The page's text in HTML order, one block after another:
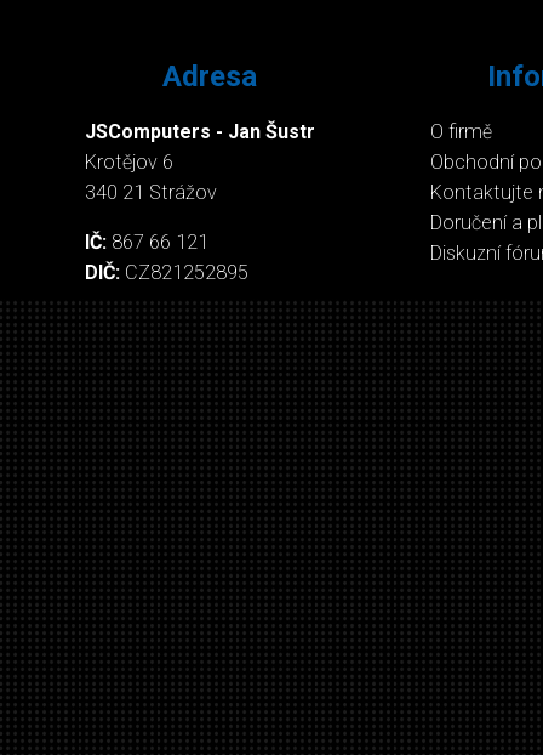
Adresa
JSComputers - Jan Šustr
Krotějov 6
340 21 Strážov
IČ: 867 66 121
DIČ: CZ821252895
O firmě
Obchodní
Kontaktujte
Doručení a
Diskuzní